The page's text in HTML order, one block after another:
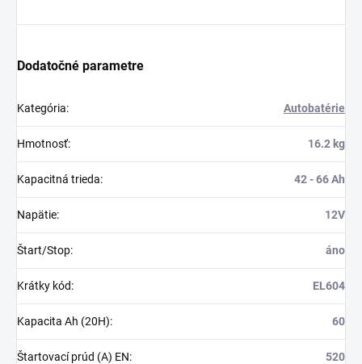
Dodatočné parametre
Kategória: Autobatérie
Hmotnosť: 16.2 kg
Kapacitná trieda: 42 - 66 Ah
Napätie: 12V
Štart/Stop: áno
Krátky kód: EL604
Kapacita Ah (20H): 60
Štartovací prúd (A) EN: 520